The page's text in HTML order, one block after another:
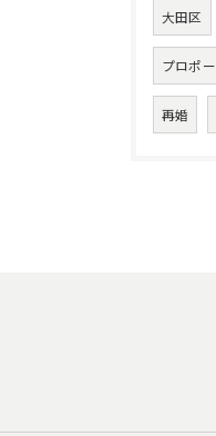
大田区
プロポ
再婚